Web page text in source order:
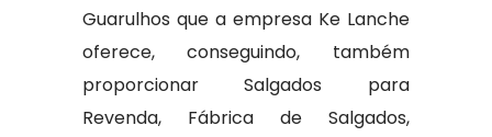
Guarulhos que a empresa Ke Lanche
oferece, conseguindo, também
proporcionar Salgados para
Revenda, Fábrica de Salgados,